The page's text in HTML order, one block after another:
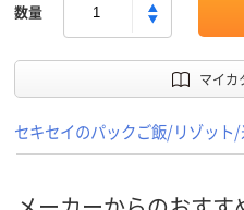
数量
マイカ
セキセイのパックご飯/リゾット